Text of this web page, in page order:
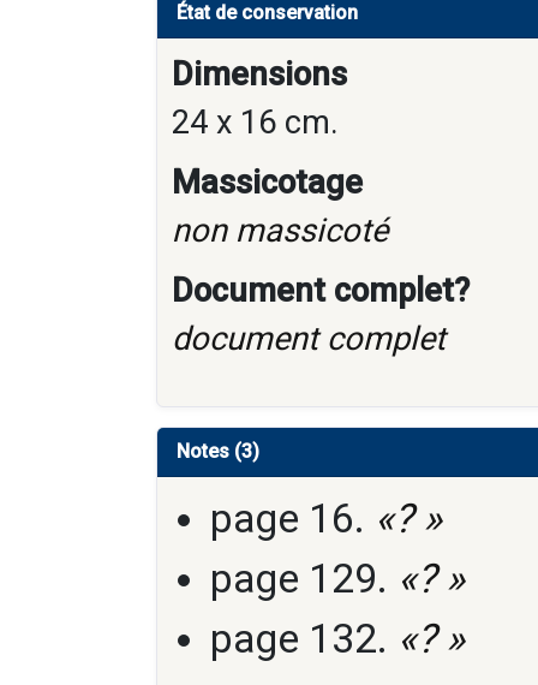
État de conservation
Dimensions
24 x 16 cm.
Massicotage
non massicoté
Document complet?
document complet
Notes (3)
page 16. «? »
page 129. «? »
page 132. «? »